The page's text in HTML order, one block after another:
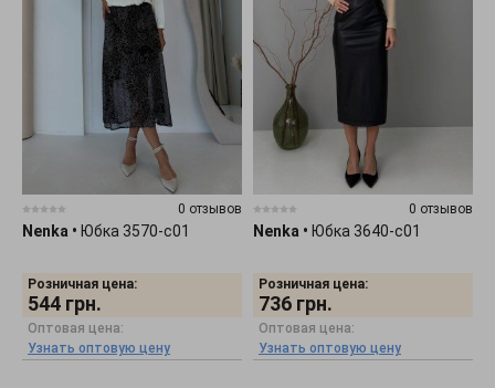
0 отзывов
Nenka • Юбка 3570-c01
Розничная цена:
544 грн.
Оптовая цена:
Узнать оптовую цену
0 отзывов
Nenka • Юбка 3640-c01
Розничная цена:
736 грн.
Оптовая цена:
Узнать оптовую цену